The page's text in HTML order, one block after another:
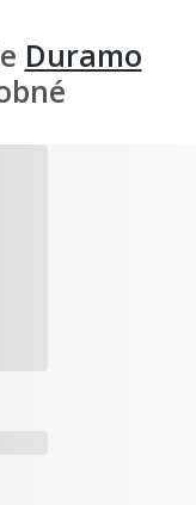
Duramo